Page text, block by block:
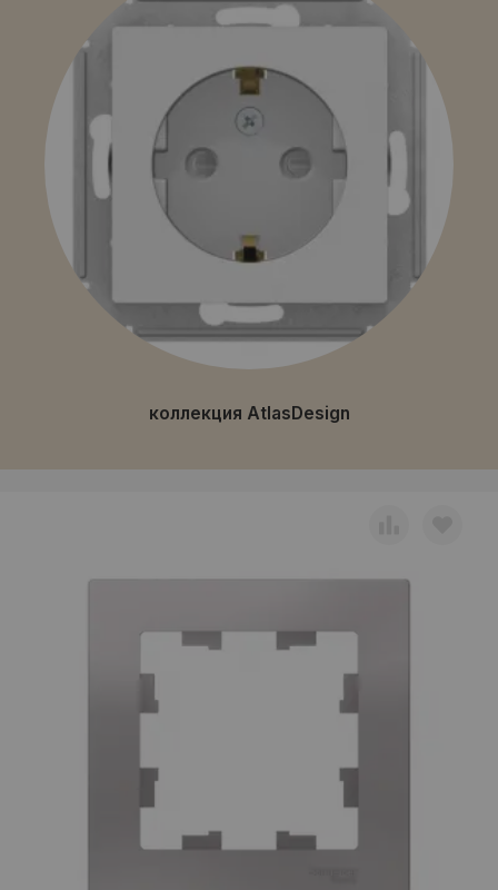
коллекция AtlasDesign